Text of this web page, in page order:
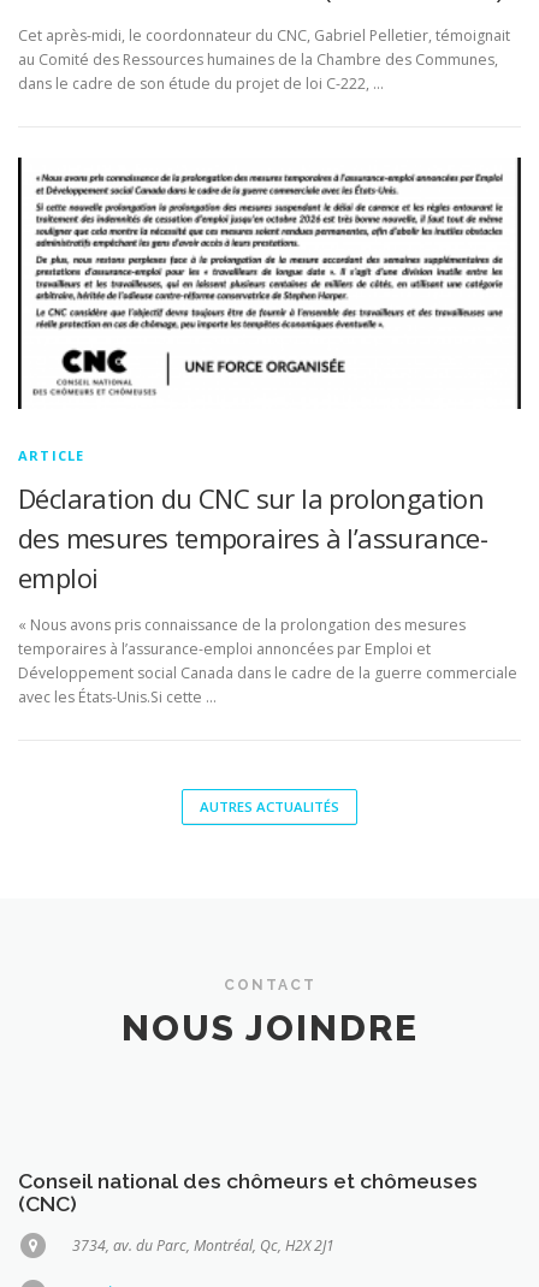
Cet après-midi, le coordonnateur du CNC, Gabriel Pelletier, témoignait
au Comité des Ressources humaines de la Chambre des Communes,
dans le cadre de son étude du projet de loi C-222, …
ARTICLE
Déclaration du CNC sur la prolongation
des mesures temporaires à l’assurance-
emploi
« Nous avons pris connaissance de la prolongation des mesures
temporaires à l’assurance-emploi annoncées par Emploi et
Développement social Canada dans le cadre de la guerre commerciale
avec les États-Unis.Si cette …
AUTRES ACTUALITÉS
CONTACT
NOUS JOINDRE
Conseil national des chômeurs et chômeuses
(CNC)
3734, av. du Parc, Montréal, Qc, H2X 2J1